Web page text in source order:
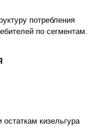
потребления
по сегментам.
кизельгура